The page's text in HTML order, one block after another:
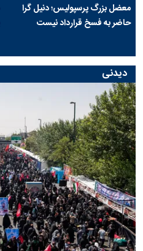
معضل بزرگ پرسپولیس؛ دنیل گرا
حاضر به فسخ قرارداد نیست
دیدنی